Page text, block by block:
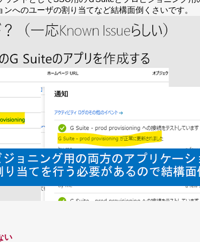
へのユーザの割り当てなど結構面倒くさいです。
い